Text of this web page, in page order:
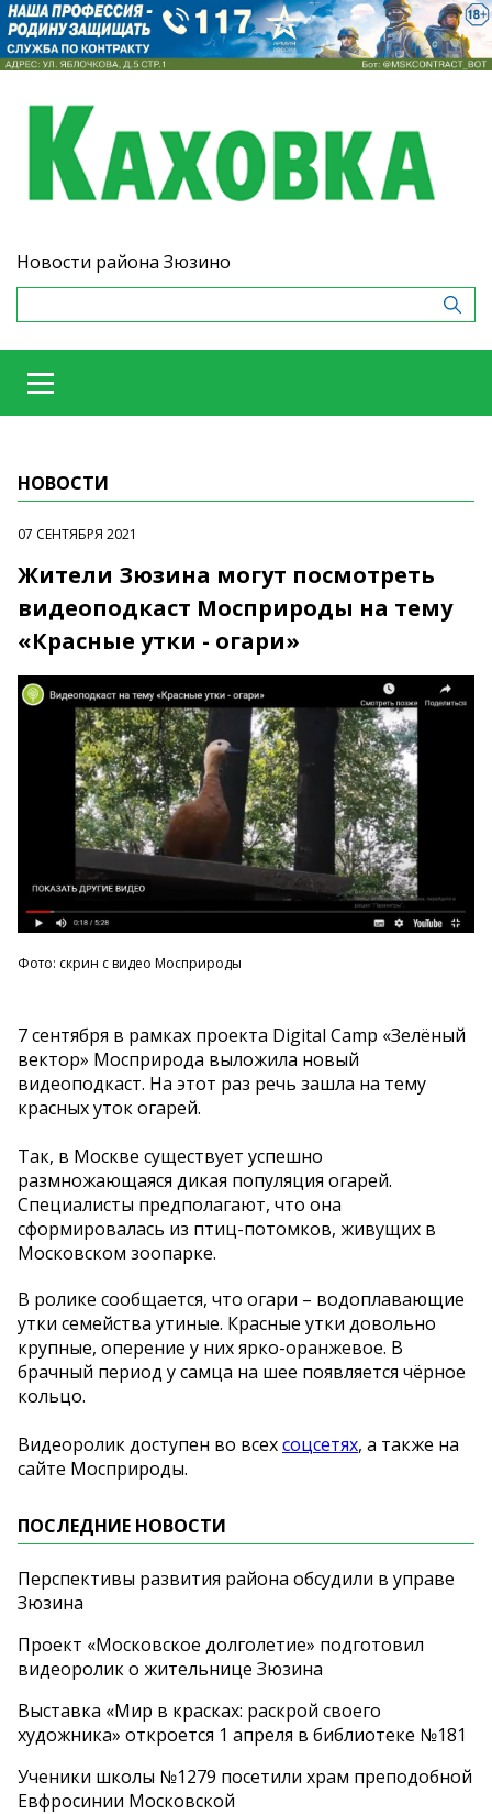
Новости района Зюзино
НОВОСТИ
07 СЕНТЯБРЯ 2021
Жители Зюзина могут посмотреть
видеоподкаст Мосприроды на тему
«Красные утки - огари»
Фото: скрин с видео Мосприроды
7 сентября в рамках проекта Digital Camp «Зелёный
вектор» Мосприрода выложила новый
видеоподкаст. На этот раз речь зашла на тему
красных уток огарей.
Так, в Москве существует успешно
размножающаяся дикая популяция огарей.
Специалисты предполагают, что она
сформировалась из птиц-потомков, живущих в
Московском зоопарке.
В ролике сообщается, что огари – водоплавающие
утки семейства утиные. Красные утки довольно
крупные, оперение у них ярко-оранжевое. В
брачный период у самца на шее появляется чёрное
кольцо.
Видеоролик доступен во всехсоцсетях, а также на
сайте Мосприроды.
ПОСЛЕДНИЕ НОВОСТИ
Перспективы развития района обсудили в управе
Зюзина
Проект «Московское долголетие» подготовил
видеоролик о жительнице Зюзина
Выставка «Мир в красках: раскрой своего
художника» откроется 1 апреля в библиотеке №181
Ученики школы №1279 посетили храм преподобной
Евфросинии Московской